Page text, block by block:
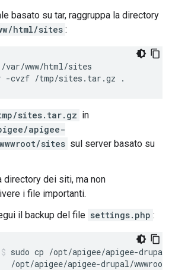
basato su tar, raggruppa la directory
html/sites :
-cvzf /tmp/sites.tar.gz .
sites.tar.gz in
apigee-
sites sul server basato su
directory dei siti, ma non
i file importanti.
il backup del file settings.php :
sudo cp /opt/apigee/apigee-
/opt/apigee/apigee-drupal/